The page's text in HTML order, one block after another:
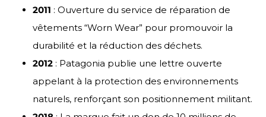
2011 : Ouverture du service de réparation de
vêtements “Worn Wear” pour promouvoir la
durabilité et la réduction des déchets.
2012 : Patagonia publie une lettre ouverte
appelant à la protection des environnements
naturels, renforçant son positionnement militant.